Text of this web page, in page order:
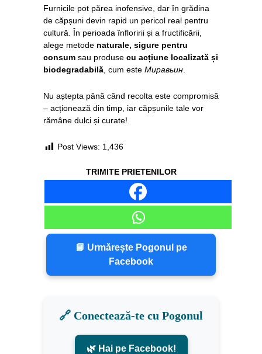
Furnicile pot părea inofensive, dar în grădina
de căpșuni devin rapid un pericol real pentru
cultură. În perioada înfloririi și a fructificării,
alege metode naturale, sigure pentru
consum sau produse cu acțiune localizată și
biodegradabilă, cum este Muравьин.
Nu aștepta până când recolta este compromisă
– acționează din timp, iar căpșunile tale vor
rămâne dulci și curate!
Post Views: 1,436
TRIMITE PRIETENILOR
📘 Urmărește Pogonul pe
Facebook
🔗 Conectează-te cu Pogonul
🌿 Hai pe Facebook!